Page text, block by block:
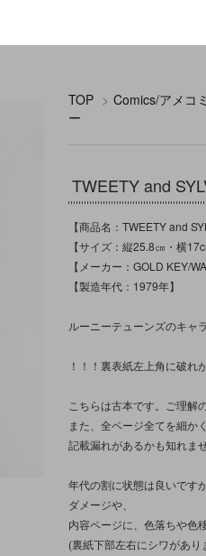
TOP > Comics/アメコミ
ー
TWEETY and
【商品名：TWEETY and
【サイズ：縦25.8㎝・横
【メーカー：GOLD KEY/
【製造年代：1979年】
ルーニーテューンズのキャ
！！！裏表紙左上角に破れ
こちらは古本です。ご理解
また、全ページ全てを細か
記載漏れがあるかも知れま
年代の割に状態は良いです
ダメージや、
内容ページに、色落ちや色
(裏紙下部左右にシワがあ